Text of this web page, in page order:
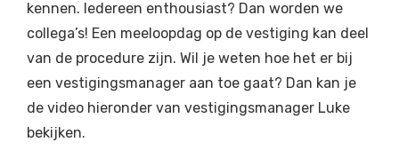
kennen. Iedereen enthousiast? Dan worden we
collega’s! Een meeloopdag op de vestiging kan deel
van de procedure zijn. Wil je weten hoe het er bij
een vestigingsmanager aan toe gaat? Dan kan je
de video hieronder van vestigingsmanager Luke
bekijken.